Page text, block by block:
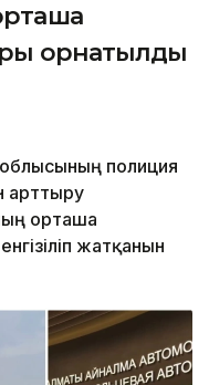
орнатылды
полиция
арттыру
орташа
жатқанын